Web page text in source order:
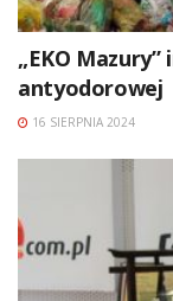
„EKO
antyodorowej
16 SIERPNIA 2024